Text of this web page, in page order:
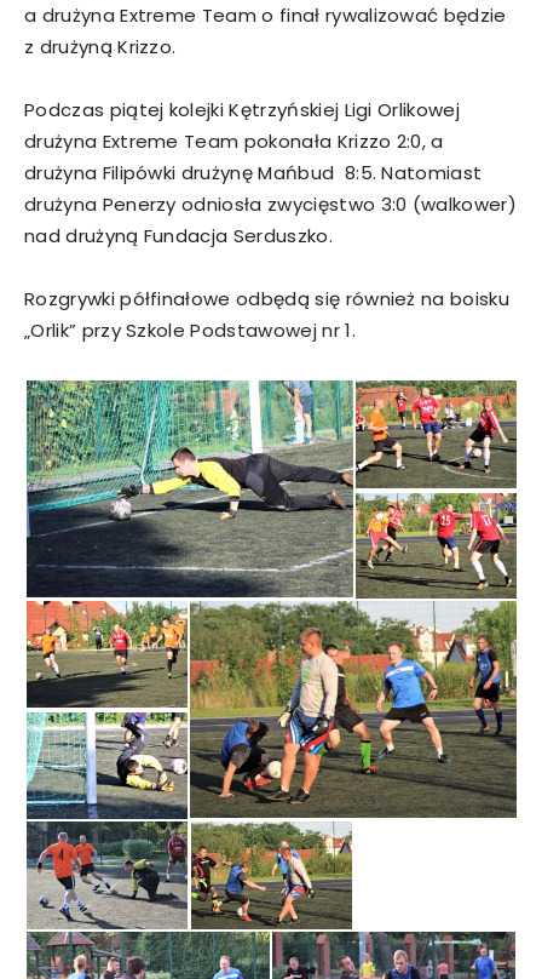
a drużyna Extreme Team o finał rywalizować będzie
z drużyną Krizzo.
Podczas piątej kolejki Kętrzyńskiej Ligi Orlikowej
drużyna Extreme Team pokonała Krizzo 2:0, a
drużyna Filipówki drużynę Mańbud 8:5. Natomiast
drużyna Penerzy odniosła zwycięstwo 3:0 (walkower)
nad drużyną Fundacja Serduszko.
Rozgrywki półfinałowe odbędą się również na boisku
„Orlik” przy Szkole Podstawowej nr 1.